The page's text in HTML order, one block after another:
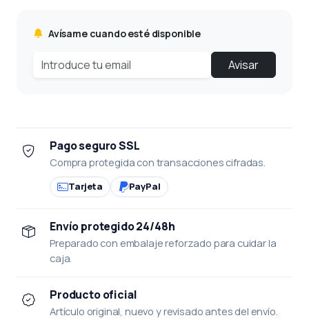
Avísame cuando esté disponible
Avisar
Pago seguro SSL
Compra protegida con transacciones cifradas.
Tarjeta PayPal
Envío protegido 24/48h
Preparado con embalaje reforzado para cuidar la
caja.
Producto oficial
Artículo original, nuevo y revisado antes del envío.